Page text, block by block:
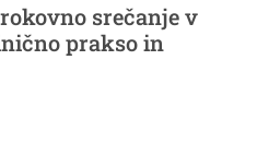
srečanje v
prakso in